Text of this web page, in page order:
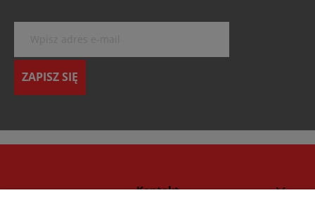
ZAPISZ SIĘ
Kontakt